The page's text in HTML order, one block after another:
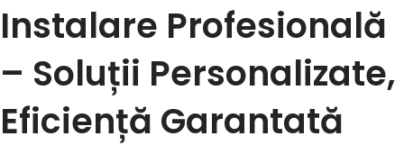
Instalare Profesională
– Soluții Personalizate,
Eficiență Garantată